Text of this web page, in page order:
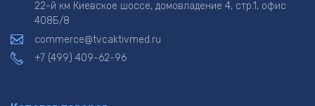
22-й км Киевское шоссе, домовладение 4, стр.1, офис
408Б/8
commerce@tvcaktivmed.ru
+7 (499) 409-62-96